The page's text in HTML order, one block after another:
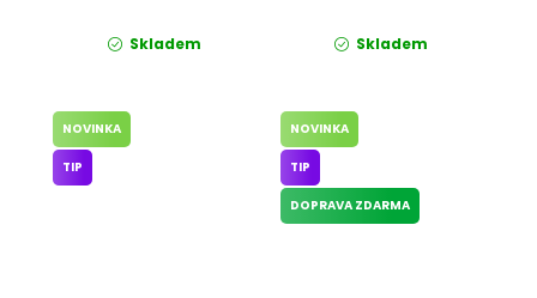
Skladem Skladem
NOVINKA
TIP
NOVINKA
TIP
DOPRAVA ZDARMA